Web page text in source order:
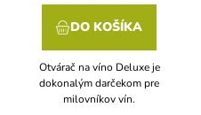
DO KOŠÍKA
Otvárač na víno Deluxe je
dokonalým darčekom pre
milovníkov vín.